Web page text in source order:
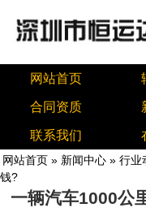
网站首页
合同资质
联系我们
网站首页 » 新闻中心 » 行业
钱?
一辆汽车1000公